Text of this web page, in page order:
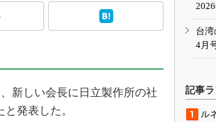
新しい会長に日立製作所の社
発表した。
台
4月
記事
ル